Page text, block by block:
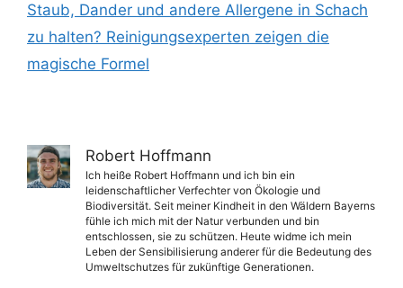
Staub, Dander und andere Allergene in Schach
zu halten? Reinigungsexperten zeigen die
magische Formel
Robert Hoffmann
Ich heiße Robert Hoffmann und ich bin ein
leidenschaftlicher Verfechter von Ökologie und
Biodiversität. Seit meiner Kindheit in den Wäldern Bayerns
fühle ich mich mit der Natur verbunden und bin
entschlossen, sie zu schützen. Heute widme ich mein
Leben der Sensibilisierung anderer für die Bedeutung des
Umweltschutzes für zukünftige Generationen.